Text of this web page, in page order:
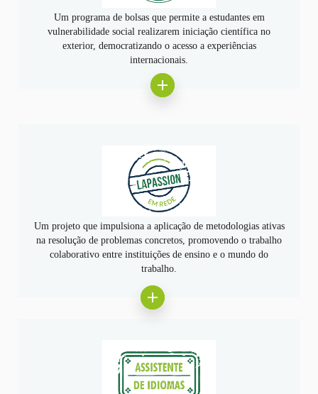
Um programa de bolsas que permite a estudantes em
vulnerabilidade social realizarem iniciação científica no
exterior, democratizando o acesso a experiências
internacionais.
Um projeto que impulsiona a aplicação de metodologias ativas
na resolução de problemas concretos, promovendo o trabalho
colaborativo entre instituições de ensino e o mundo do
trabalho.